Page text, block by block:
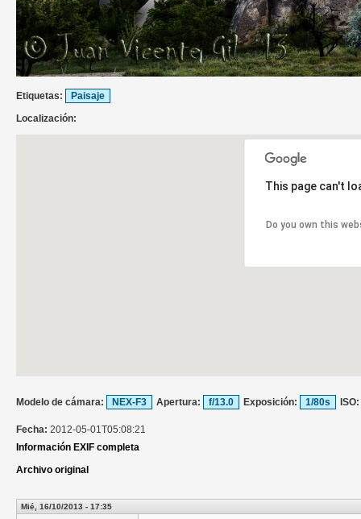
Etiquetas:
Paisaje
Localización:
This page can't
Do you own this
Modelo de cámara: NEX-F3 Apertura: f/13.0 Exposición: 1/80s ISO:
Fecha: 2012-05-01T05:08:21
Información EXIF completa
Archivo original
Mié, 16/10/2013 - 17:35